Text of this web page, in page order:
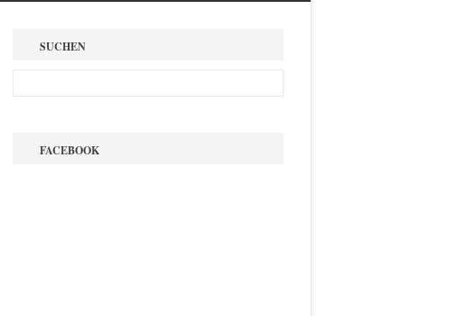
SUCHEN
FACEBOOK